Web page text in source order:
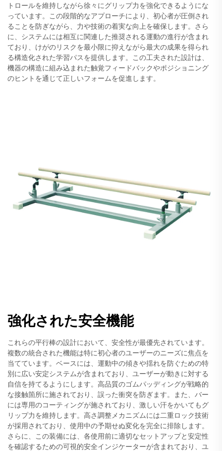
トロールを維持しながら徐々にグリップ力を強化できるようにな
っています。この段階的なアプローチにより、初心者が圧倒され
ることを防ぎながら、力や技術の着実な向上を確保します。さら
に、システムには相互に関連した推奨される運動の進行が含まれ
ており、けがのリスクを最小限に抑えながら最大の成果を得られ
る構造化された学習パスを提供します。この工夫された設計は、
機器の構造に組み込まれた触覚フィードバックやポジショニング
のヒントを通じて正しいフォームを促進します。
強化された安全機能
これらの平行棒の設計において、安全性が最優先されています。
複数の統合された機能は特に初心者のユーザーのニーズに焦点を
当てています。ベースには、運動中の傾きや揺れを防ぐための特
別に広い安定システムが含まれており、ユーザーが動きに対する
自信を持てるようにします。高品質のゴムパッディングが戦略的
な接触箇所に施されており、誤った衝突を防ぎます。また、バー
には専用のコーティングが施されており、激しい汗をかいてもグ
リップ力を維持します。高さ調整メカニズムには二重ロック技術
が採用されており、使用中の予期せぬ変化を完全に排除します。
さらに、この装備には、各使用前に適切なセットアップと安定性
を確認するための可視的安全インジケーターが含まれており、ユ